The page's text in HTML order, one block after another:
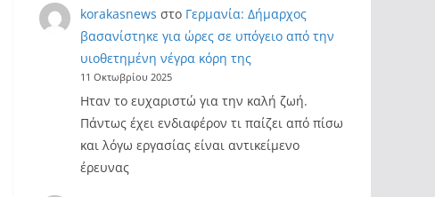
korakasnews στο Γερμανία: Δήμαρχος
βασανίστηκε για ώρες σε υπόγειο από την
υιοθετημένη νέγρα κόρη της
11 Οκτωβρίου 2025
Ηταν το ευχαριστώ για την καλή ζωή.
Πάντως έχει ενδιαφέρον τι παίζει από πίσω
και λόγω εργασίας είναι αντικείμενο
έρευνας